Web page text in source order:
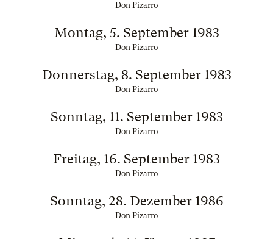
Don Pizarro
Montag, 5. September 1983
Don Pizarro
Donnerstag, 8. September 1983
Don Pizarro
Sonntag, 11. September 1983
Don Pizarro
Freitag, 16. September 1983
Don Pizarro
Sonntag, 28. Dezember 1986
Don Pizarro